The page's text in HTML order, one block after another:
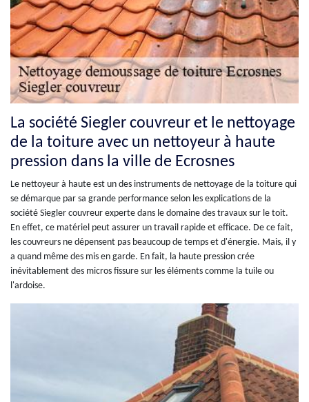
La société Siegler couvreur et le nettoyage
de la toiture avec un nettoyeur à haute
pression dans la ville de Ecrosnes
Le nettoyeur à haute est un des instruments de nettoyage de la toiture qui
se démarque par sa grande performance selon les explications de la
société Siegler couvreur experte dans le domaine des travaux sur le toit.
En effet, ce matériel peut assurer un travail rapide et efficace. De ce fait,
les couvreurs ne dépensent pas beaucoup de temps et d'énergie. Mais, il y
a quand même des mis en garde. En fait, la haute pression crée
inévitablement des micros fissure sur les éléments comme la tuile ou
l'ardoise.